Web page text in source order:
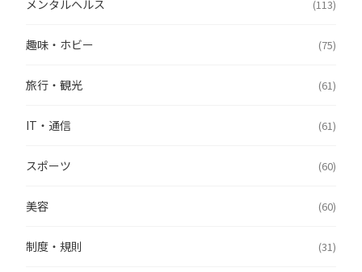
メンタルヘルス (113)
趣味・ホビー (75)
旅行・観光 (61)
IT・通信 (61)
スポーツ (60)
美容 (60)
制度・規則 (31)